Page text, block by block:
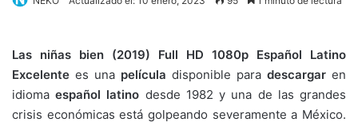
Las niñas bien (2019) Full HD 1080p Español Latino
Excelente es una película disponible para descargar en
idiomaespañol latino desde 1982 y una de las grandes
crisis económicas está golpeando severamente a México.